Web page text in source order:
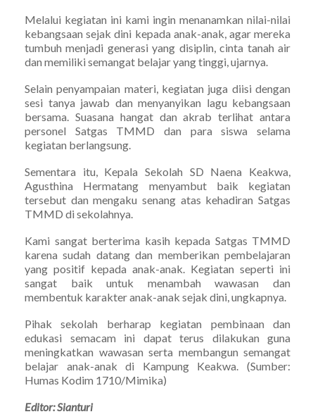
Melalui kegiatan ini kami ingin menanamkan nilai-nilai
kebangsaan sejak dini kepada anak-anak, agar mereka
tumbuh menjadi generasi yang disiplin, cinta tanah air
dan memiliki semangat belajar yang tinggi, ujarnya.
Selain penyampaian materi, kegiatan juga diisi dengan
sesi tanya jawab dan menyanyikan lagu kebangsaan
bersama. Suasana hangat dan akrab terlihat antara
personel Satgas TMMD dan para siswa selama
kegiatan berlangsung.
Sementara itu, Kepala Sekolah SD Naena Keakwa,
Agusthina Hermatang menyambut baik kegiatan
tersebut dan mengaku senang atas kehadiran Satgas
TMMD di sekolahnya.
Kami sangat berterima kasih kepada Satgas TMMD
karena sudah datang dan memberikan pembelajaran
yang positif kepada anak-anak. Kegiatan seperti ini
sangat baik untuk menambah wawasan dan
membentuk karakter anak-anak sejak dini, ungkapnya.
Pihak sekolah berharap kegiatan pembinaan dan
edukasi semacam ini dapat terus dilakukan guna
meningkatkan wawasan serta membangun semangat
belajar anak-anak di Kampung Keakwa. (Sumber:
Humas Kodim 1710/Mimika)
Editor: Sianturi